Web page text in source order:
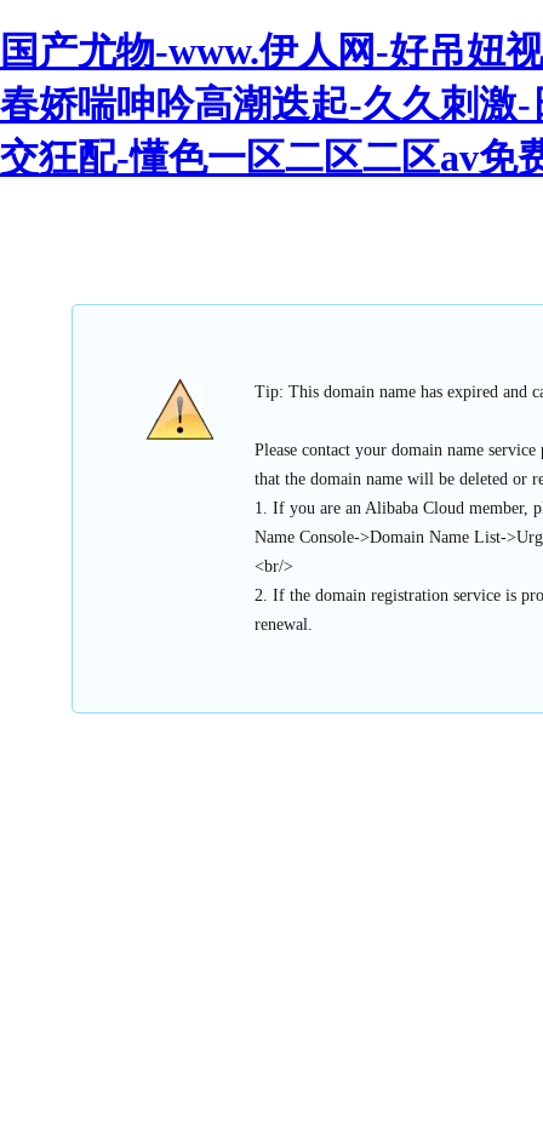
国产尤物-www.伊人网-好吊妞
春娇喘呻吟高潮迭起-久久刺激
交狂配-懂色一区二区二区av免